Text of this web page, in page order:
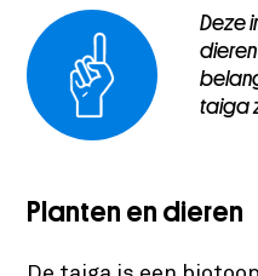
Deze
taiga
Planten en dieren